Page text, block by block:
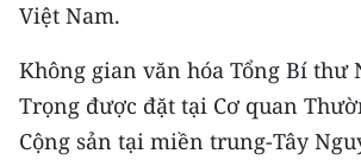
Duyên hải Nam Trung Bộ và Tây
Đông Nam Bộ
Đồng bằng sông Cửu Long
Việt Nam.
Không gian văn hóa Tổng Bí thư
Trọng được đặt tại Cơ quan
Cộng sản tại miền trung-Tây